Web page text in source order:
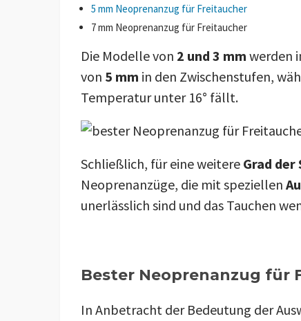
5 mm Neoprenanzug für Freitaucher
7 mm Neoprenanzug für Freitaucher
Die Modelle von 2 und 3 mm werden
von 5 mm in den Zwischenstufen,
Temperatur unter 16° fällt.
Schließlich, für eine weitere Grad
Neoprenanzüge, die mit speziellen
unerlässlich sind und das Tauchen
Bester Neoprenanzug für
In Anbetracht der Bedeutung der